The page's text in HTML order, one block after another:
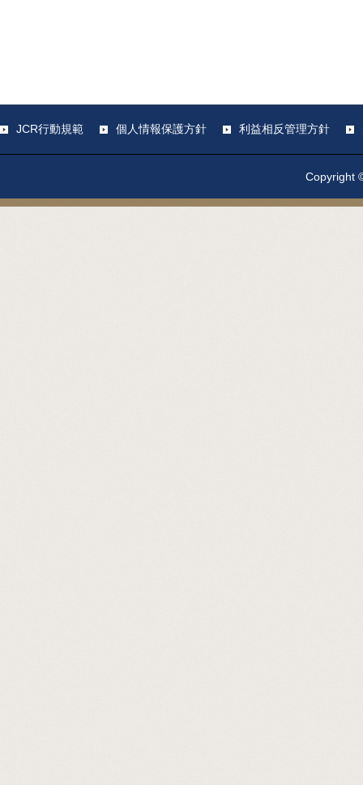
JCR行動規範 個人情報保護方針 利益相反管理方針
Copyright